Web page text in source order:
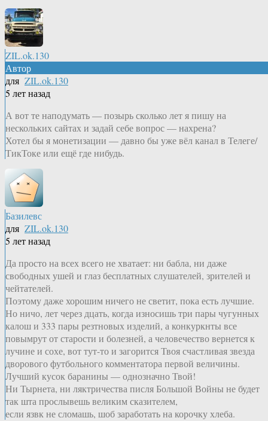
ZIL.ok.130
Автор
для ZIL.ok.130
5 лет назад
А вот те наподумать — позырь сколько лет я пишу на
нескольких сайтах и задай себе вопрос — нахрена?
Хотел бы я монетизации — давно бы уже вёл канал в Телеге/
ТикТоке или ещё где нибудь.
Базилевс
для ZIL.ok.130
5 лет назад
Да просто на всех всего не хватает: ни бабла, ни даже
свободных ушей и глаз бесплатных слушателей, зрителей и
чейтателей.
Поэтому даже хорошим ничего не светит, пока есть лучшие.
Но ничо, лет через дцать, когда износишь три пары чугунных
калош и 333 пары резтновых изделий, а конкуркнты все
повымрут от старости и болезней, а человечество вернется к
лучине и сохе, вот тут-то и загорится Твоя счастливая звезда
дворового футбольного комментатора первой величины.
Лучший кусок баранины — однозначно Твой!
Ни Тырнета, ни ляктричества писля Большой Войны не будет
так шта прослывешь великим сказителем,
если язвк не сломашь, шоб заработать на корочку хлеба.